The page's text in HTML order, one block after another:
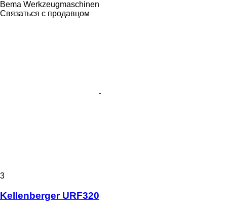
Bema Werkzeugmaschinen
Связаться с продавцом
3
Kellenberger URF320